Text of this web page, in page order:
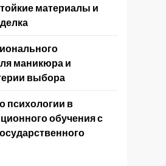
материалы и
маникюра и
выбора
психологии в
обучения с